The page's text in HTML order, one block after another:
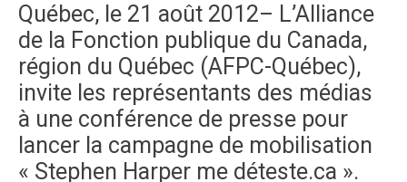
Québec, le 21 août 2012– L’Alliance
de la Fonction publique du Canada,
région du Québec (AFPC-Québec),
invite les représentants des médias
à une conférence de presse pour
lancer la campagne de mobilisation
« Stephen Harper me déteste.ca ».